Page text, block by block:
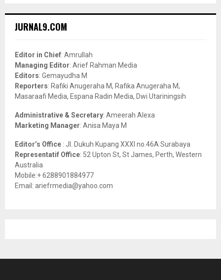
h
o
r
:
JURNAL9.COM
Editor in Chief: Amrullah
Managing Editor: Arief Rahman Media
Editors: Gemayudha M
Reporters: Rafiki Anugeraha M, Rafika Anugeraha M,
Masaraafi Media, Espana Radin Media, Dwi Utariningsih
Administrative & Secretary: Ameerah Alexa
Marketing Manager: Anisa Maya M
Editor’s Office : Jl. Dukuh Kupang XXXI no.46A Surabaya
Representatif Office: 52 Upton St, St James, Perth, Western
Australia
Mobile:+ 6288901884977
Email: ariefrmedia@yahoo.com